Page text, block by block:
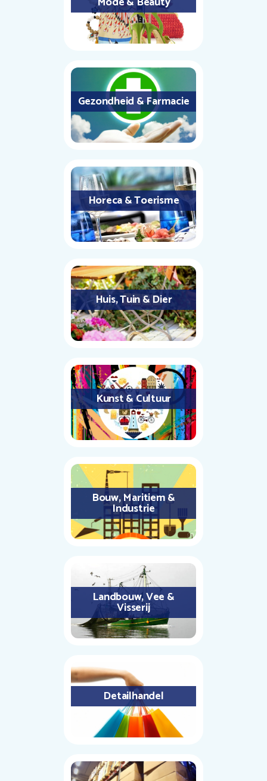
Gezondheid & Farmacie
Horeca & Toerisme
Huis, Tuin & Dier
Kunst & Cultuur
Bouw, Maritiem &
Industrie
Landbouw, Vee &
Visserij
Detailhandel